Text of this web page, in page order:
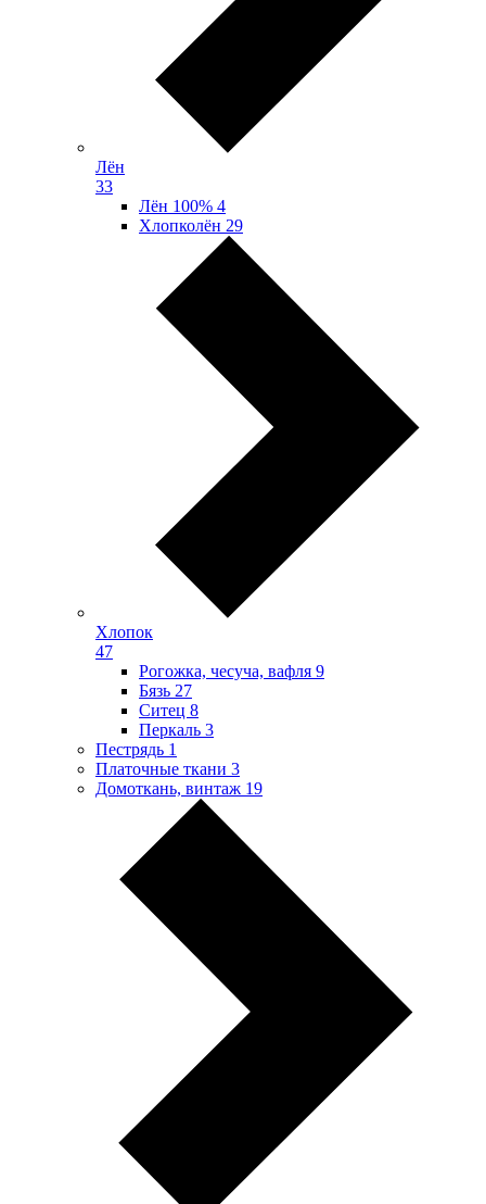
Лён
33
Лён 100% 4
Хлопколён 29
Хлопок
47
Рогожка, чесуча, вафля 9
Бязь 27
Ситец 8
Перкаль 3
Пестрядь 1
Платочные ткани 3
Домоткань, винтаж 19